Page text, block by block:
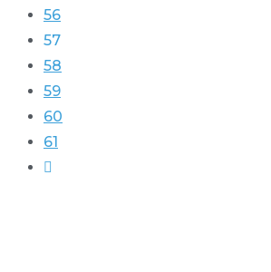
56
57
58
59
60
61